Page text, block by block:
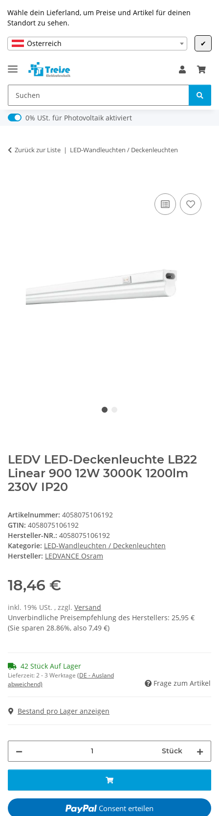
Wähle dein Lieferland, um Preise und Artikel für deinen
Standort zu sehen.
Österreich ✔
0% USt. für Photovoltaik (§ 12 Abs. 3 UStG)
0% USt. für Photovoltaik aktiviert
Zurück zur Liste LED-Wandleuchten / Deckenleuchten
LEDV LED-Deckenleuchte LB22
Linear 900 12W 3000K 1200lm
230V IP20
Artikelnummer: 4058075106192
GTIN: 4058075106192
Hersteller-NR.: 4058075106192
Kategorie: LED-Wandleuchten / Deckenleuchten
Hersteller: LEDVANCE Osram
18,46 €
inkl. 19% USt. , zzgl. Versand
Unverbindliche Preisempfehlung des Herstellers: 25,95 €
(Sie sparen 28.86%, also 7,49 €)
42 Stück Auf Lager
Lieferzeit:2 - 3 Werktage (DE - Ausland
abweichend)
Frage zum Artikel
Bestand pro Lager anzeigen
Stück
Consent erteilen